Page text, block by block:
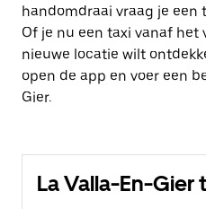
handomdraai vraag je een
Of je nu een taxi vanaf het
nieuwe locatie wilt
open de app en voer een
Gier.
La Valla-En-Gier